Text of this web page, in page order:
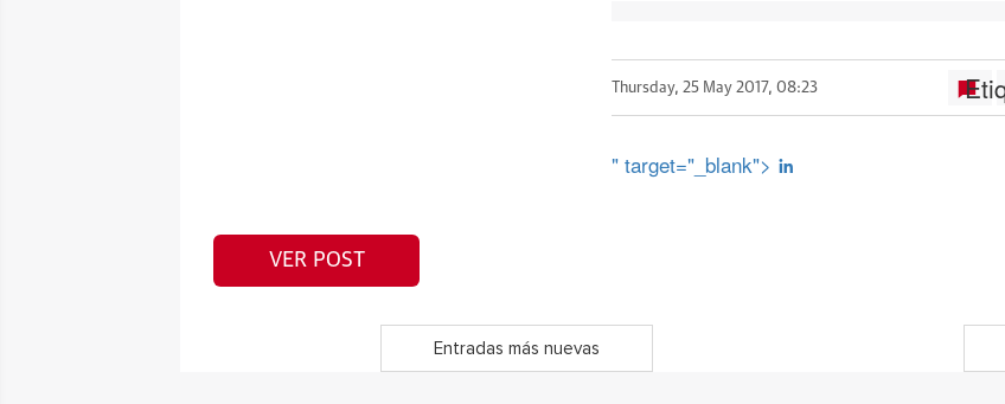
Thursday, 25 May 2017, 08:23
" target="_blank">
VER POST
Entradas más nuevas